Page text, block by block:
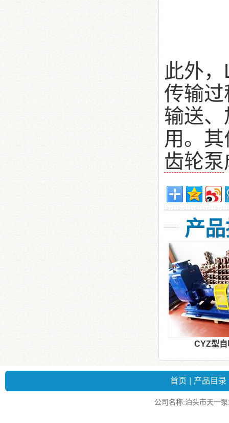
此外
传输
输送
用。
齿轮泵
产
CYZ型
首页 产品目录
公司名称:泊头市天一